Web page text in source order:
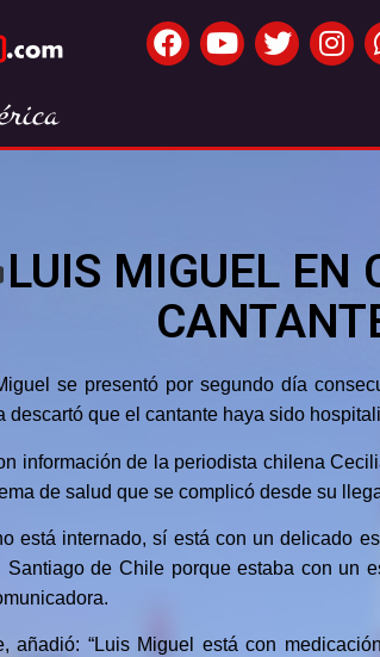
LUIS MIGUEL EN
se presentó por segundo día
descartó que el cantante haya sido
información de la periodista chilena
de salud que se complicó desde su
está internado, sí está con un delicado
de Chile porque estaba con un
añadió: “Luis Miguel está con